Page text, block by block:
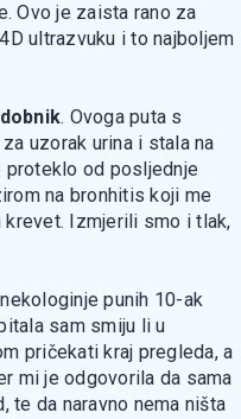
Ovo je zaista rano za
ultrazvuku i to najboljem
. Ovoga puta s
uzorak urina i stala na
proteklo od posljednje
na bronhitis koji me
krevet. Izmjerili smo i tlak,
punih 10-ak
sam smiju li u
pričekati kraj pregleda, a
mi je odgovorila da sama
te da naravno nema ništa